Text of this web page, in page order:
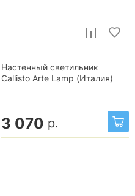
Настенный светильник
Callisto Arte Lamp (Италия)
3 070 р.